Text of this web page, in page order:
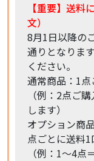
【重要】送料
文）
8月1日以降の
通りとなりま
ください。
通常商品：1
（例：2点ご
します）
オプション商
点ごとに送料1
（例：1〜4点